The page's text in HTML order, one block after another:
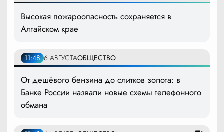
Высокая пожароопасность сохраняется в
Алтайском крае
11:48 6 АВГУСТАОБЩЕСТВО
От дешёвого бензина до слитков золота: в
Банке России назвали новые схемы телефонного
обмана